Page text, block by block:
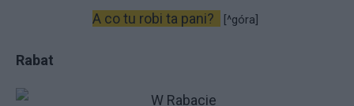
A co tu robi ta pani? [^góra]
Rabat